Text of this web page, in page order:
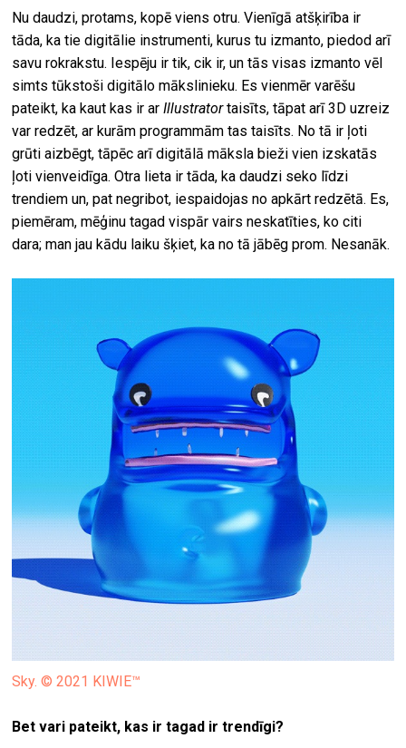
Nu daudzi, protams, kopē viens otru. Vienīgā atšķirība ir
tāda, ka tie digitālie instrumenti, kurus tu izmanto, piedod arī
savu rokrakstu. Iespēju ir tik, cik ir, un tās visas izmanto vēl
simts tūkstoši digitālo mākslinieku. Es vienmēr varēšu
pateikt, ka kaut kas ir arIllustratortaisīts, tāpat arī 3D uzreiz
var redzēt, ar kurām programmām tas taisīts. No tā ir ļoti
grūti aizbēgt, tāpēc arī digitālā māksla bieži vien izskatās
ļoti vienveidīga. Otra lieta ir tāda, ka daudzi seko līdzi
trendiem un, pat negribot, iespaidojas no apkārt redzētā. Es,
piemēram, mēģinu tagad vispār vairs neskatīties, ko citi
dara; man jau kādu laiku šķiet, ka no tā jābēg prom. Nesanāk.
Sky. © 2021 KIWIE™
Bet vari pateikt, kas ir tagad ir trendīgi?